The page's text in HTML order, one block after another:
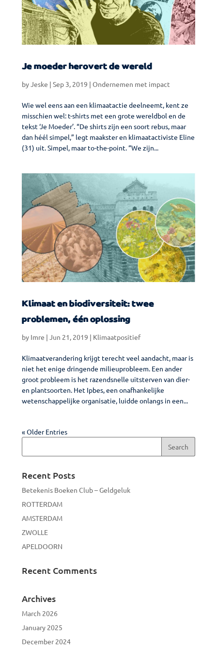
Je moeder herovert de wereld
byJeske | Sep 3, 2019 | Ondernemen met impact
Wie wel eens aan een klimaatactie deelneemt, kent ze
misschien wel: t-shirts met een grote wereldbol en de
tekst ‘Je Moeder’. “De shirts zijn een soort rebus, maar
dan héél simpel,” legt maakster en klimaatactiviste Eline
(31) uit. Simpel, maar to-the-point. “We zijn...
Klimaat en biodiversiteit: twee
problemen, één oplossing
by Imre | Jun 21, 2019 | Klimaatpositief
Klimaatverandering krijgt terecht veel aandacht, maar is
niet het enige dringende milieuprobleem. Een ander
groot probleem is het razendsnelle uitsterven van dier-
en plantsoorten. Het Ipbes, een onafhankelijke
wetenschappelijke organisatie, luidde onlangs in een...
« Older Entries
Recent Posts
Betekenis Boeken Club – Geldgeluk
ROTTERDAM
AMSTERDAM
ZWOLLE
APELDOORN
Recent Comments
Archives
March 2026
January 2025
December 2024